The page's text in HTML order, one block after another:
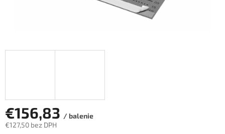
€156,83 / balenie
€127,50 bez DPH